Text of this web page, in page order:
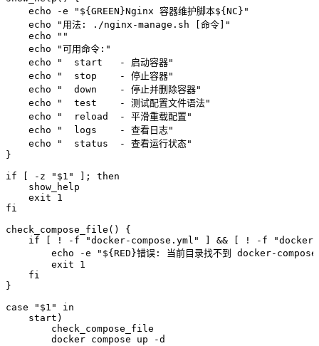
    echo
-e " ${ GREEN }Nginx 容器维护脚本${ NC } "
    echo
" 用法: ./nginx-manage.sh [命令]
"
    echo
""
    echo
"可用命令: "
    echo
"
  start   - 启动容器
"
    echo
"
  stop    - 停止容器
"
    echo
"
  down    - 停止并删除容器
"
    echo
"
  test    - 测试配置文件语法
"
    echo
"
  reload  - 平滑重载配置
"
    echo
"
  logs    - 查看日志
"
    echo
"
  status  - 查看运行状态
"
}
if
-z " $1 " ]; then
    show_help
    exit
1
fi
check_compose_file ()
{
    if
! -f "docker-compose.yml " && ! -f "docker-
        echo
-e " ${ RED }错误: 当前目录找不到 docker-
        exit
1
    fi
}
case " $1 "
in
    start
)
        check_compose_file
        docker
compose up -d